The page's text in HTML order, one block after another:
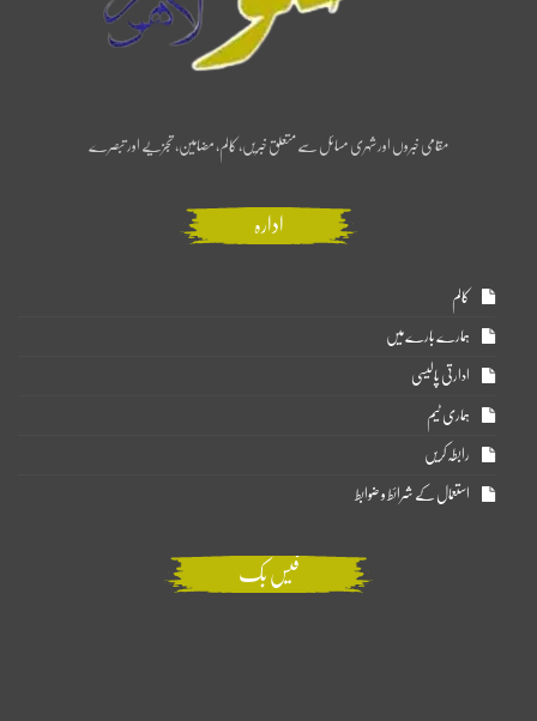
مقامی خبروں اور شہری مسائل سے متعلق خبریں، کالم، مضامین، تجزیے اور تبصرے
ادارہ
کالم
ہمارے بارے میں
ادارتی پالیسی
ہماری ٹیم
رابطہ کریں
استعمال کے شرائط و ضوابط
فیس بک